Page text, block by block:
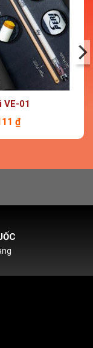
VE-01
₫